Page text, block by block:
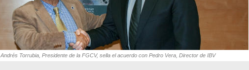
Andrés Torrubia, Presidente de la FGCV, sella el acuerdo con Pedro Vera, Director de IBV